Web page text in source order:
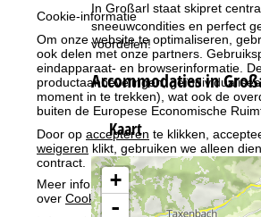
Cookie-informatie
Om onze website te optimaliseren,
ook delen met onze partners.
eindapparaat- en browserinformatie.
productaanbevelingen,
moment in te trekken), wat ook de
buiten de Europese Economische
Door op accepteren te klikken,
weigeren klikt, gebruiken we alleen
contract.
Meer informatie over het gebruik van
over Cookie-Policy
r
t
p
a
g
i
In Großarl staat skipret
sneeuwcondities en perfect
voordelen!
Accommodaties in
Kaart
+
-